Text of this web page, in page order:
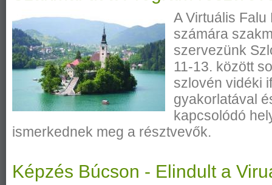
A Virtuális
számára
szervezünk
11-13. között
szlovén vidéki
gyakorlatával
kapcsolódó
ismerkednek meg a résztvevők.
Képzés Búcson - Elindult a